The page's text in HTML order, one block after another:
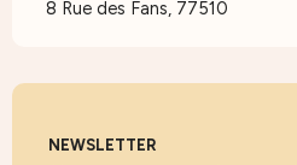
8 Rue des Fans, 77510
NEWSLETTER